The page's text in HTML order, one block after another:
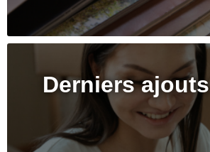
Derniers ajouts